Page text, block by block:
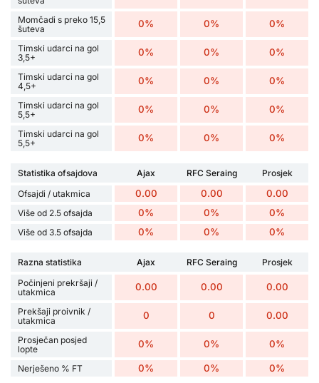
Momčadi s preko 15,5
šuteva
0% 0% 0%
Timski udarci na gol
3,5+
0% 0% 0%
Timski udarci na gol
4,5+
0% 0% 0%
Timski udarci na gol
5,5+
0% 0% 0%
Timski udarci na gol
5,5+
0% 0% 0%
Statistika ofsajdova Ajax RFC Seraing
Prosjek
Ofsajdi / utakmica
0.00 0.00 0.00
Više od 2.5 ofsajda 0% 0% 0%
Više od 3.5 ofsajda 0% 0% 0%
Razna statistika Ajax RFC Seraing
Prosjek
Počinjeni prekršaji /
utakmica
0.00 0.00 0.00
Prekšaji proivnik /
utakmica
0 0 0.00
Prosječan posjed
lopte
0% 0% 0%
Nerješeno % FT 0% 0% 0%